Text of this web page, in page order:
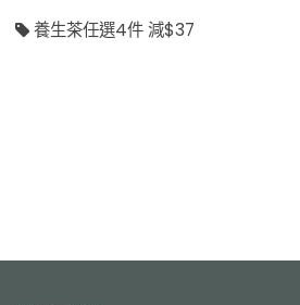
養生茶任選4件 減$37